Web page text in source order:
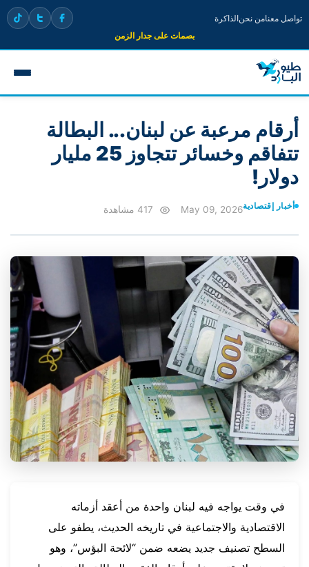
تواصل معنامن نحنالذاكرة
بصمات على جدار الزمن
أرقام مرعبة عن لبنان... البطالة
تتفاقم وخسائر تتجاوز 25 مليار
دولار!
أخبار إقتصاديةMay 09, 2026
في وقت يواجه فيه لبنان واحدة من أعقد أزماته
الاقتصادية والاجتماعية في تاريخه الحديث، يطفو على
السطح تصنيف جديد يضعه ضمن “لائحة البؤس”، وهو